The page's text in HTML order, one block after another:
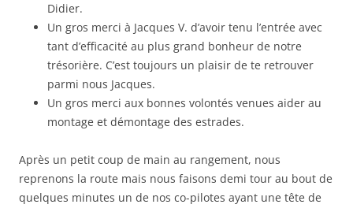
Didier.
Un gros merci à Jacques V. d’avoir tenu l’entrée avec
tant d’efficacité au plus grand bonheur de notre
trésorière. C’est toujours un plaisir de te retrouver
parmi nous Jacques.
Un gros merci aux bonnes volontés venues aider au
montage et démontage des estrades.
Après un petit coup de main au rangement, nous
reprenons la route mais nous faisons demi tour au bout de
quelques minutes un de nos co-pilotes ayant une tête de